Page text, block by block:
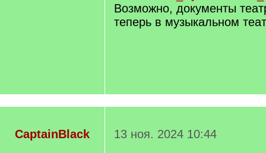
Возможно, документы
теперь в музыкальном
CaptainBlack
13 ноя. 2024 10:44